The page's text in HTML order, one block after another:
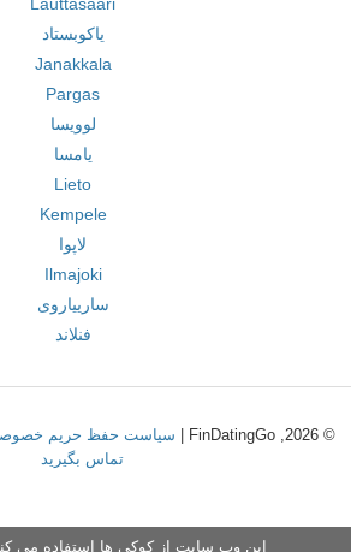
یاکوبستاد
Janakkala
Pargas
لوویسا
یامسا
Lieto
Kempele
لاپوا
Ilmajoki
سارییاروی
فنلاند
© 2026, FinDatingGo | سیاست حفظ حریم
تماس بگیرید
این وب سایت از کوکی ها استفاده می